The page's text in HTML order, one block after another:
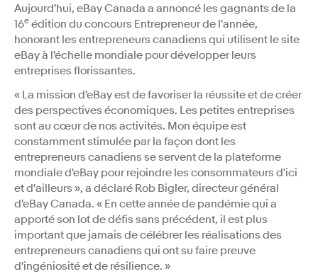
Aujourd'hui, eBay Canada a annoncé les gagnants de la
16e édition du concours Entrepreneur de l'année,
honorant les entrepreneurs canadiens qui utilisent le site
eBay à l'échelle mondiale pour développer leurs
entreprises florissantes.
« La mission d'eBay est de favoriser la réussite et de créer
des perspectives économiques. Les petites entreprises
sont au cœur de nos activités. Mon équipe est
constamment stimulée par la façon dont les
entrepreneurs canadiens se servent de la plateforme
mondiale d'eBay pour rejoindre les consommateurs d'ici
et d'ailleurs », a déclaré Rob Bigler, directeur général
d'eBay Canada. « En cette année de pandémie qui a
apporté son lot de défis sans précédent, il est plus
important que jamais de célébrer les réalisations des
entrepreneurs canadiens qui ont su faire preuve
d'ingéniosité et de résilience. »